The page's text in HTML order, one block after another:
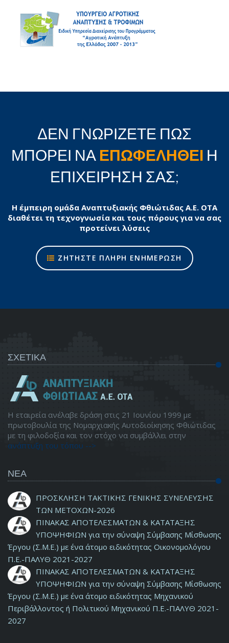
ΔΕΝ ΓΝΩΡΙΖΕΤΕ ΠΩΣ
ΜΠΟΡΕΙ ΝΑ ΕΠΩΦΕΛΗΘΕΙ Η
ΕΠΙΧΕΙΡΗΣΗ ΣΑΣ;
Η έμπειρη ομάδα Αναπτυξιακής Φθιώτιδας Α.Ε. ΟΤΑ
διαθέτει τη τεχνογνωσία και τους πόρους για να σας
προτείνει λύσεις
ΖΗΤΗΣΤΕ ΠΛΗΡΗ ΕΝΗΜΕΡΩΣΗ
ΣΧΕΤΙΚΑ
Η εταιρεία ανέλαβε δράση στις 21 Ιουνίου 1999 με
πρωτοβουλία της Νομαρχιακής Αυτοδιοίκησης Φθιώτιδας
με τη φιλοδοξία και τον στόχο να συμβάλλει στην
ανάπτυξη του τόπου -->
ΝΕΑ
ΠΡΟΣΚΛΗΣΗ ΤΑΚΤΙΚΗΣ ΓΕΝΙΚΗΣ ΣΥΝΕΛΕΥΣΗΣ
ΤΩΝ ΜΕΤΟΧΩΝ-2026
ΠΙΝΑΚΑΣ ΑΠΟΤΕΛΕΣΜΑΤΩΝ & ΚΑΤΑΤΑΞΗΣ
ΥΠΟΨΗΦΙΩΝ για την σύναψη Σύμβασης Μίσθωσης
Έργου (Σ.Μ.Ε.) με ένα άτομο ειδικότητας Οικονομολόγου
Π.Ε.-ΠΑΛΥΘ 2021-2027
ΠΙΝΑΚΑΣ ΑΠΟΤΕΛΕΣΜΑΤΩΝ & ΚΑΤΑΤΑΞΗΣ
ΥΠΟΨΗΦΙΩΝ για την σύναψη Σύμβασης Μίσθωσης
Έργου (Σ.Μ.Ε.) με ένα άτομο ειδικότητας Μηχανικού
Περιβάλλοντος ή Πολιτικού Μηχανικού Π.Ε.-ΠΑΛΥΘ 2021-
2027